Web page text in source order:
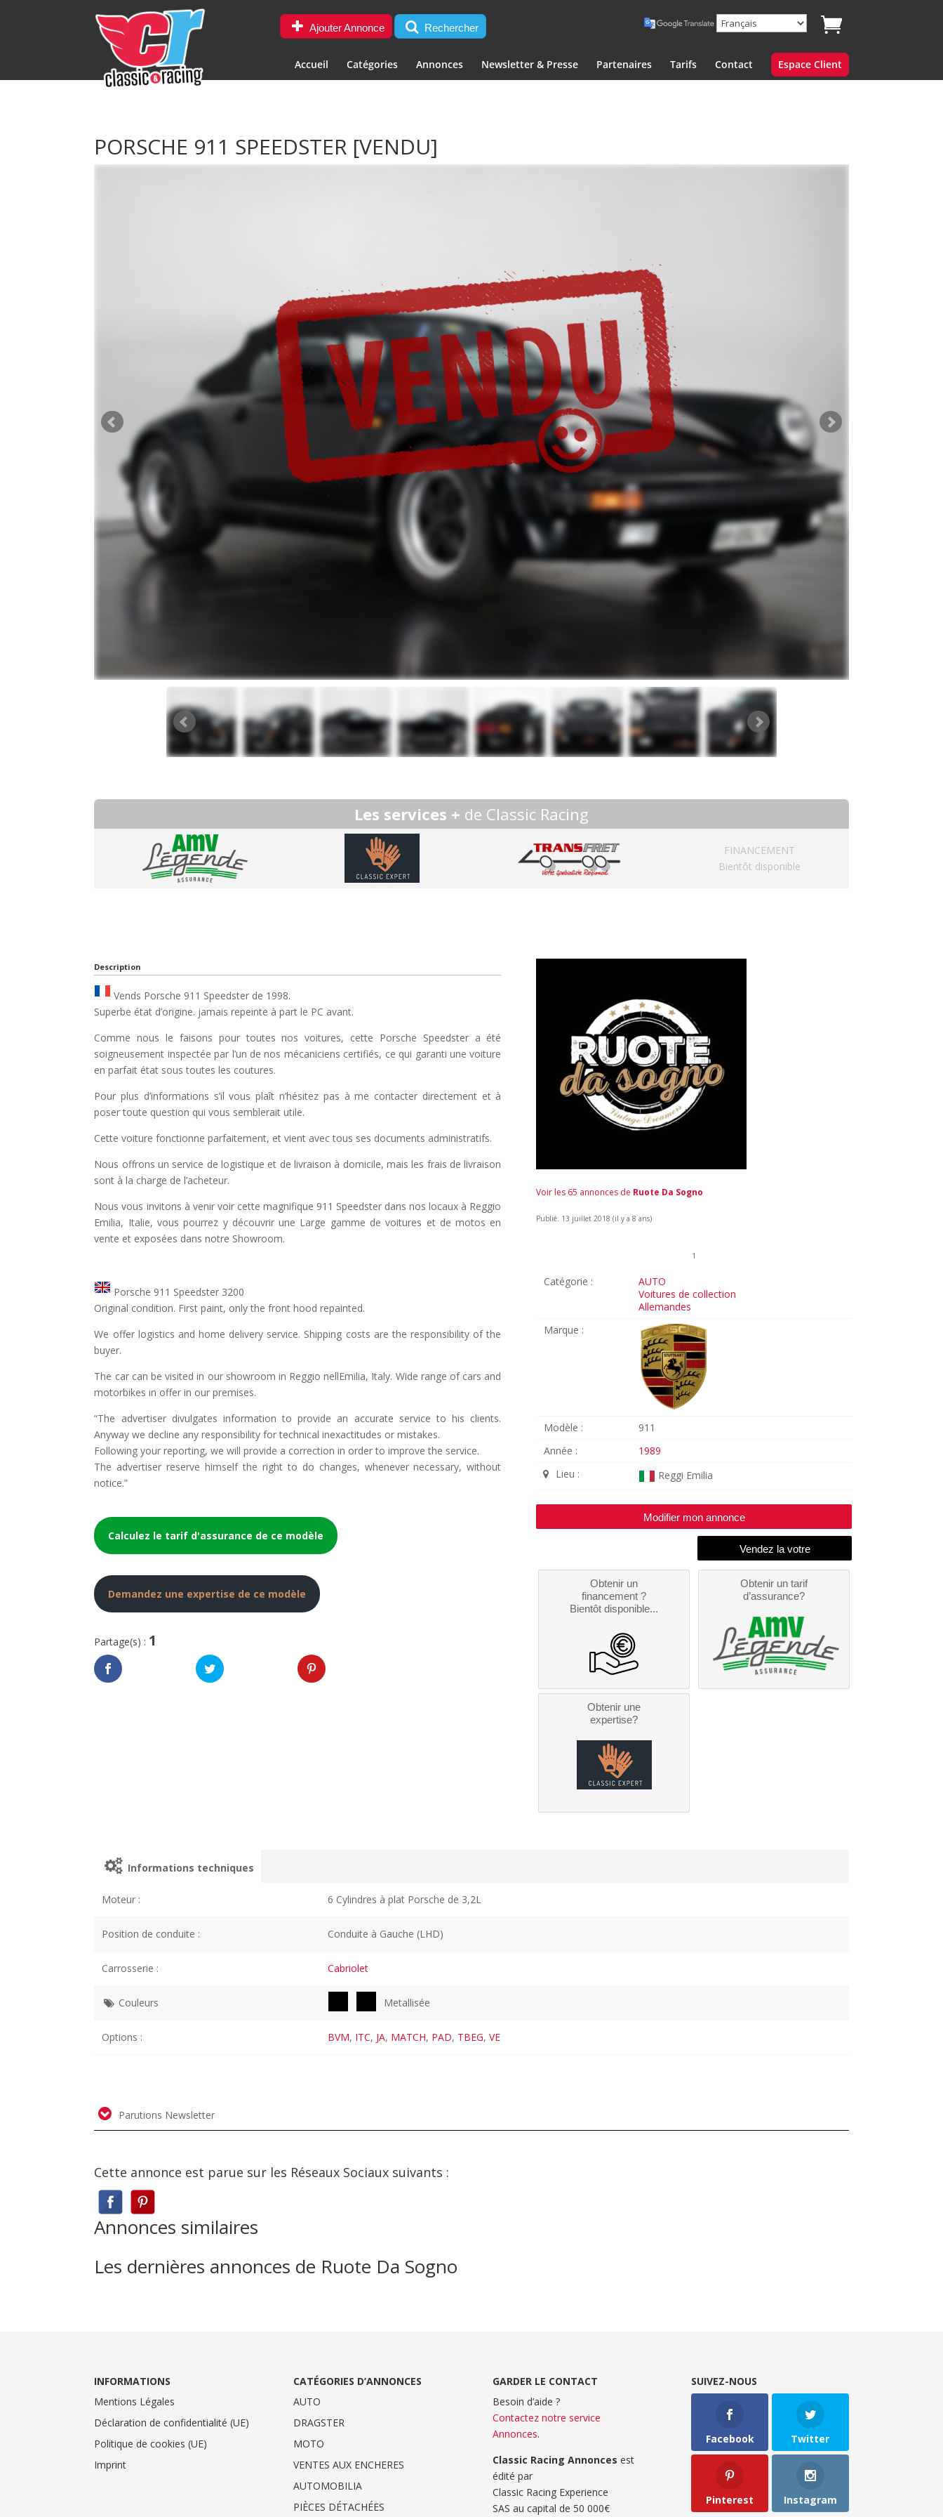
Ajouter Annonce Rechercher
Accueil Catégories Annonces Newsletter & Presse Partenaires Tarifs Contact Espace Client
PORSCHE 911 SPEEDSTER [VENDU]
Les services + de Classic Racing
FINANCEMENT
Bientôt disponible
Description
Vends Porsche 911 Speedster de 1998.
Superbe état d’origine. jamais repeinte à part le PC avant.
Comme nous le faisons pour toutes nos voitures, cette Porsche Speedster a été
soigneusement inspectée par l’un de nos mécaniciens certifiés, ce qui garanti une voiture
en parfait état sous toutes les coutures.
Pour plus d’informations s’il vous plaît n’hésitez pas à me contacter directement et à
poser toute question qui vous semblerait utile.
Cette voiture fonctionne parfaitement, et vient avec tous ses documents administratifs.
Nous offrons un service de logistique et de livraison à domicile, mais les frais de livraison
sont à la charge de l’acheteur.
Nous vous invitons à venir voir cette magnifique 911 Speedster dans nos locaux à Reggio
Emilia, Italie, vous pourrez y découvrir une Large gamme de voitures et de motos en
vente et exposées dans notre Showroom.
Porsche 911 Speedster 3200
Original condition. First paint, only the front hood repainted.
We offer logistics and home delivery service. Shipping costs are the responsibility of the
buyer.
The car can be visited in our showroom in Reggio nellEmilia, Italy. Wide range of cars and
motorbikes in offer in our premises.
“The advertiser divulgates information to provide an accurate service to his clients.
Anyway we decline any responsibility for technical inexactitudes or mistakes.
Following your reporting, we will provide a correction in order to improve the service.
The advertiser reserve himself the right to do changes, whenever necessary, without
notice.”
Calculez le tarif d'assurance de ce modèle
Demandez une expertise de ce modèle
Partage(s) : 1
Voir les 65 annonces de Ruote Da Sogno
Publié: 13 juillet 2018 (il y a 8 ans)
1
Catégorie :
AUTO
Voitures de collection
Allemandes
Marque :
Modèle :
911
Année :
1989
Lieu :
Reggi Emilia
Modifier mon annonce
Obtenir un
financement ?
Bientôt disponible...
Obtenir un tarif
d’assurance?
Obtenir une
expertise?
Informations techniques
Moteur : 6 Cylindres à plat Porsche de 3,2L
Position de conduite : Conduite à Gauche (LHD)
Carrosserie : Cabriolet
Couleurs Metallisée
Options : BVM, ITC, JA, MATCH, PAD, TBEG,VE
Parutions Newsletter
Cette annonce est parue sur les Réseaux Sociaux suivants :
Annonces similaires
Les dernières annonces de Ruote Da Sogno
INFORMATIONS
Mentions Légales
Déclaration de confidentialité (UE)
Politique de cookies (UE)
Imprint
CATÉGORIES D’ANNONCES
AUTO
DRAGSTER
MOTO
VENTES AUX ENCHERES
AUTOMOBILIA
PIÈCES DÉTACHÉES
GARDER LE CONTACT
Besoin d’aide ?
Contactez notre service
Annonces.
Classic Racing Annonces est
édité par
Classic Racing Experience
SAS au capital de 50 000€
SUIVEZ-NOUS
Facebook Twitter
Pinterest Instagram